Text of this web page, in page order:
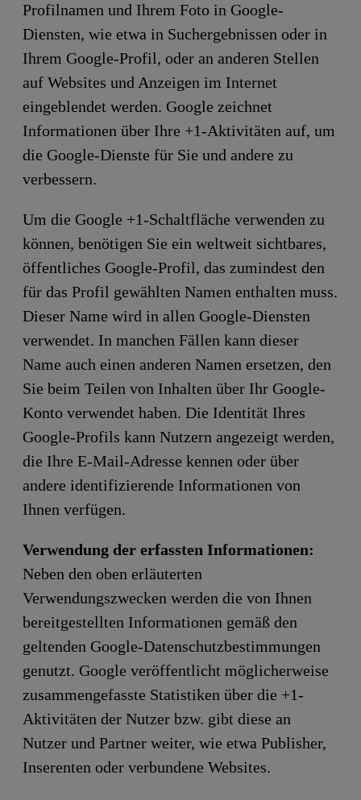
Profilnamen und Ihrem Foto in Google-
Diensten, wie etwa in Suchergebnissen oder in
Ihrem Google-Profil, oder an anderen Stellen
auf Websites und Anzeigen im Internet
eingeblendet werden. Google zeichnet
Informationen über Ihre +1-Aktivitäten auf, um
die Google-Dienste für Sie und andere zu
verbessern.
Um die Google +1-Schaltfläche verwenden zu
können, benötigen Sie ein weltweit sichtbares,
öffentliches Google-Profil, das zumindest den
für das Profil gewählten Namen enthalten muss.
Dieser Name wird in allen Google-Diensten
verwendet. In manchen Fällen kann dieser
Name auch einen anderen Namen ersetzen, den
Sie beim Teilen von Inhalten über Ihr Google-
Konto verwendet haben. Die Identität Ihres
Google-Profils kann Nutzern angezeigt werden,
die Ihre E-Mail-Adresse kennen oder über
andere identifizierende Informationen von
Ihnen verfügen.
Verwendung der erfassten Informationen:
Neben den oben erläuterten
Verwendungszwecken werden die von Ihnen
bereitgestellten Informationen gemäß den
geltenden Google-Datenschutzbestimmungen
genutzt. Google veröffentlicht möglicherweise
zusammengefasste Statistiken über die +1-
Aktivitäten der Nutzer bzw. gibt diese an
Nutzer und Partner weiter, wie etwa Publisher,
Inserenten oder verbundene Websites.